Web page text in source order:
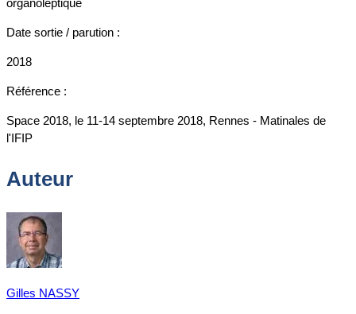
Date sortie / parution :
2018
Référence :
Space 2018, le 11-14 septembre 2018, Rennes - Matinales de
l'IFIP
Auteur
Gilles NASSY